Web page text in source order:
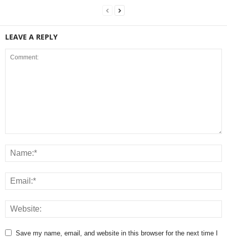
LEAVE A REPLY
Save my name, email, and website in this browser for the next time I